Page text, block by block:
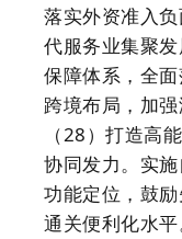
落实外资准入
代服务业集聚
保障体系，全
跨境布局，加
（28）打造高
协同发力。实
功能定位，鼓
通关便利化水